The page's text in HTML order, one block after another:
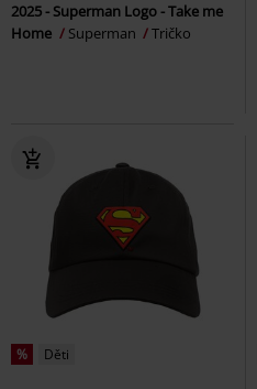
2025 - Superman Logo - Take me
Home
Superman Tričko
% Děti